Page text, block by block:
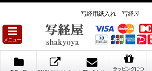
写経用紙入れ 写経屋
メニュー
ラッピングにつ